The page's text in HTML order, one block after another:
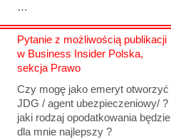
…
Pytanie z możliwością publikacji
w Business Insider Polska,
sekcja Prawo
Czy mogę jako emeryt otworzyć
JDG / agent ubezpieczeniowy/ ?
jaki rodzaj opodatkowania będzie
dla mnie najlepszy ?